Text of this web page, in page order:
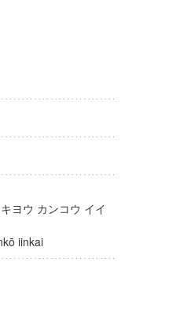
ヨウ カンコウ イイ
iinkai